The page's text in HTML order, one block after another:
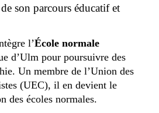
son parcours éducatif et
l’École normale
d’Ulm pour poursuivre des
Un membre de l’Union des
(UEC), il en devient le
des écoles normales.